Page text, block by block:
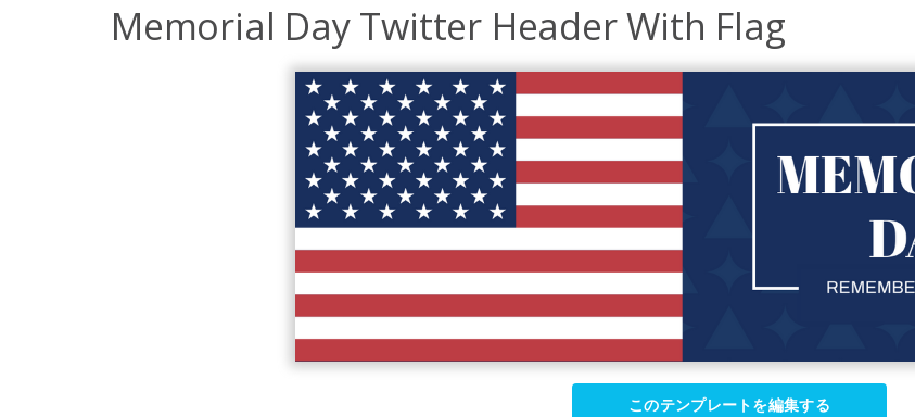
Memorial Day Twitter Header With Flag
このテンプレートを編集する